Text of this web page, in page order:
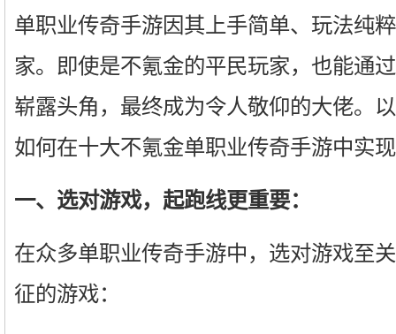
单职业传奇手游因其上手简单、玩法纯
家。即使是不氪金的平民玩家，也能通
崭露头角，最终成为令人敬仰的大佬。
如何在十大不氪金单职业传奇手游中实
一、选对游戏，起跑线更重要：
在众多单职业传奇手游中，选对游戏至
征的游戏：